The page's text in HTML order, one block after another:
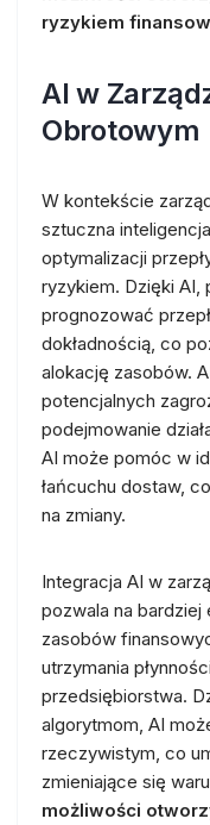
ryzykiem
AI w
Obrotowym
W kontekście
sztuczna
optymalizacji
ryzykiem. Dzięki AI,
prognozować
dokładnością, co
alokację zasobów.
potencjalnych
podejmowanie
AI może pomóc w
łańcuchu dostaw,
na zmiany.
Integracja AI w
pozwala na
zasobów
utrzymania
przedsiębiorstwa.
algorytmom, AI
rzeczywistym, co
zmieniające się
możliwości